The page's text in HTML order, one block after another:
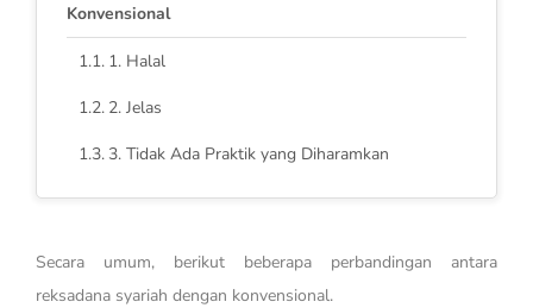
Konvensional
1. Halal
2. Jelas
3. Tidak Ada Praktik yang Diharamkan
Secara umum, berikut beberapa perbandingan antara
reksadana syariah dengan konvensional.